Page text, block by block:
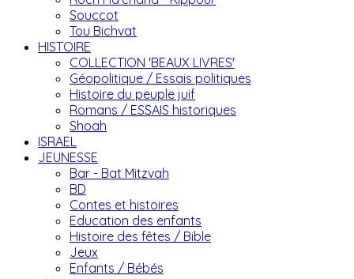
Souccot
Tou Bichvat
HISTOIRE
COLLECTION 'BEAUX LIVRES'
Géopolitique / Essais politiques
Histoire du peuple juif
Romans / ESSAIS historiques
Shoah
ISRAEL
JEUNESSE
Bar - Bat Mitzvah
BD
Contes et histoires
Education des enfants
Histoire des fêtes / Bible
Jeux
Enfants / Bébés